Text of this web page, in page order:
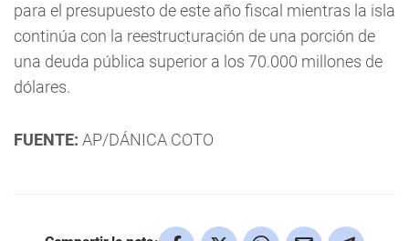
para el presupuesto de este año fiscal mientras la isla
continúa con la reestructuración de una porción de
una deuda pública superior a los 70.000 millones de
dólares.
FUENTE: AP/DÁNICA COTO